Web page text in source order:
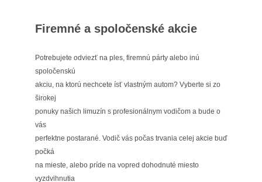
Firemné a spoločenské akcie
Potrebujete odviezť na ples, firemnú párty alebo inú
spoločenskú
akciu, na ktorú nechcete ísť vlastným autom? Vyberte si zo
širokej
ponuky našich limuzín s profesionálnym vodičom a bude o
vás
perfektne postarané. Vodič vás počas trvania celej akcie buď
počká
na mieste, alebo príde na vopred dohodnuté miesto
vyzdvihnutia